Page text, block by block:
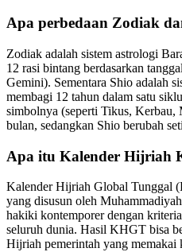
Apa perbedaan Zodiak
Zodiak adalah sistem astrologi
12 rasi bintang berdasarkan
Gemini). Sementara Shio adalah
membagi 12 tahun dalam satu
simbolnya (seperti Tikus, Kerbau,
bulan, sedangkan Shio berubah
Apa itu Kalender Hijriah
Kalender Hijriah Global Tunggal
yang disusun oleh
hakiki kontemporer dengan
seluruh dunia. Hasil KHGT bisa
Hijriah pemerintah yang